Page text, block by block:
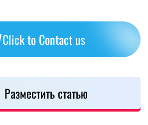
Click to Contact us
Разместить статью